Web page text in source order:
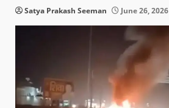
Satya Prakash Seeman June 26, 2026